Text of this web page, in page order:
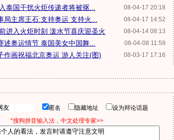
08-04-17 20:18
泰国干扰火炬传递者将被驱...
08-04-17 14:52
局主席王石:支持奥运 支持火...
08-04-14 08:13
进入火炬时刻 泼水节喜庆迎圣火
08-04-08 11:59
述奥运情节 泰国美女中国舞...
08-03-17 17:16
作画祝福北京奥运 游人关注(图)
匿名 隐藏地址
设为辩论话题
*搜狗拼音输入法，中文处理专家>>